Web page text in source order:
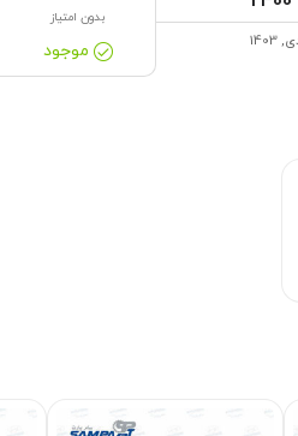
بدون امتیاز
موجود